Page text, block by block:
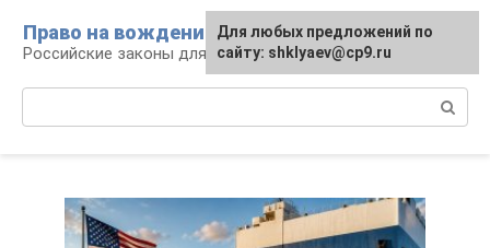
контенту
Право на вождение
Российские законы для автомобилистов
Для любых предложений по
сайту: shklyaev@cp9.ru